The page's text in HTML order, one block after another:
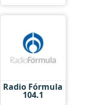
Radio Fórmula
104.1